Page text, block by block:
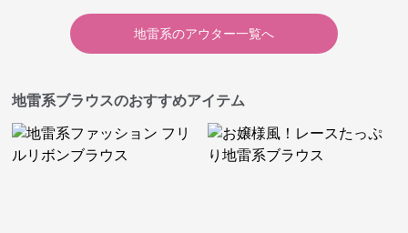
地雷系のアウター一覧へ
地雷系ブラウスのおすすめアイテム